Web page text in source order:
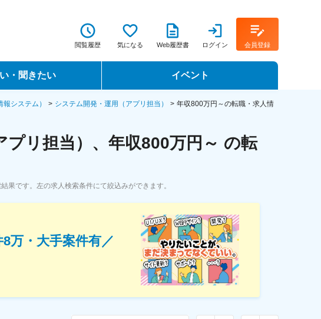
閲覧履歴 気になる Web履歴書 ログイン 会員登録
・聞きたい イベント
転職イベント・転職セミナー
転職フェア
システム） システム開発・運用（アプリ担当）
年収800万円～の転職・求人情
リ担当）、年収800万円～ の転
果です。左の求人検索条件にて絞込みができます。
万・大手案件有／